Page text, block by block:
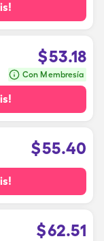
$53.18
Con Membresía
$55.40
$62.51